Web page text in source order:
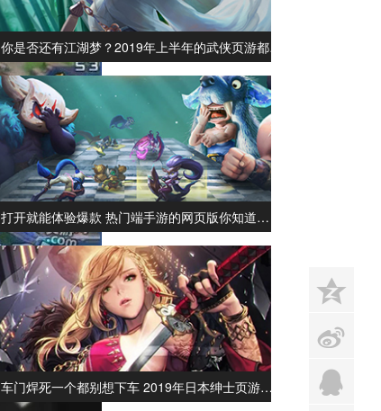
你是否还有江湖梦？2019年上半年的武侠页游都…
打开就能体验爆款 热门端手游的网页版你知道…
车门焊死一个都别想下车 2019年日本绅士页游…
z
s
q